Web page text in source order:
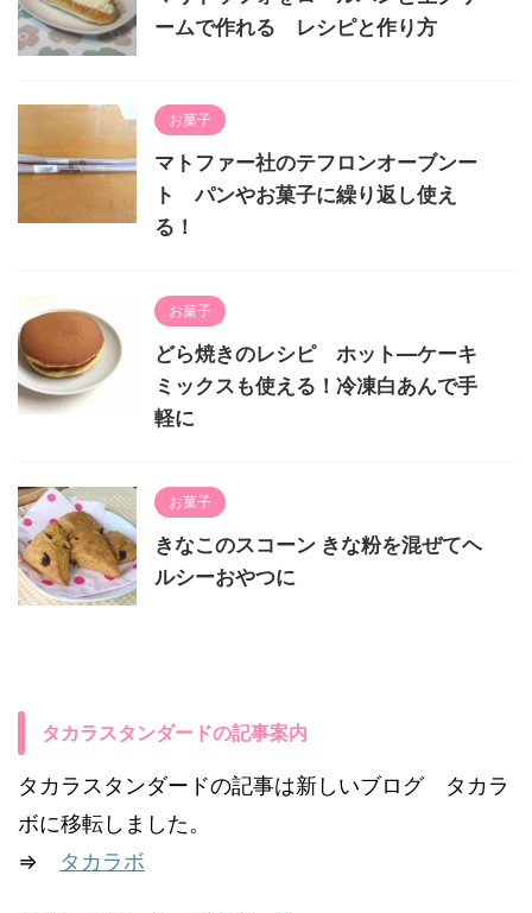
ームで作れる レシピと作り方
お菓子
マトファー社のテフロンオーブンー
ト パンやお菓子に繰り返し使え
る！
お菓子
どら焼きのレシピ ホット―ケーキ
ミックスも使える！冷凍白あんで手
軽に
お菓子
きなこのスコーン きな粉を混ぜてヘ
ルシーおやつに
タカラスタンダードの記事案内
タカラスタンダードの記事は新しいブログ タカラ
ボに移転しました。
⇒ タカラボ